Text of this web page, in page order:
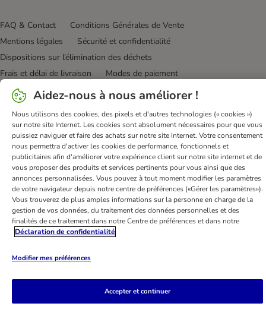
FAQ & Contact
Conditions Générales de Vente
Mentions légales
Sécurité et confidentialité
Dispositions sur l’élimination des déchets
Frais et délai de livraison
Modes de paiement
Renoncer au contrat ici
Programme de fidélité
Application mobile
Déclaration d'accessibilité
bitiba GmbH2026
Aidez-nous à nous améliorer !
Nous utilisons des cookies, des pixels et d'autres technologies (« cookies »)
sur notre site Internet. Les cookies sont absolument nécessaires pour que vous
puissiez naviguer et faire des achats sur notre site Internet. Votre consentement
nous permettra d'activer les cookies de performance, fonctionnels et
publicitaires afin d'améliorer votre expérience client sur notre site internet et de
vous proposer des produits et services pertinents pour vous ainsi que des
annonces personnalisées. Vous pouvez à tout moment modifier les paramètres
de votre navigateur depuis notre centre de préférences («Gérer les paramètres»).
Vous trouverez de plus amples informations sur la personne en charge de la
gestion de vos données, du traitement des données personnelles et des
finalités de ce traitement dans notre Centre de préférences et dans notre
Déclaration de confidentialité
Modifier mes préférences
Accepter et continuer